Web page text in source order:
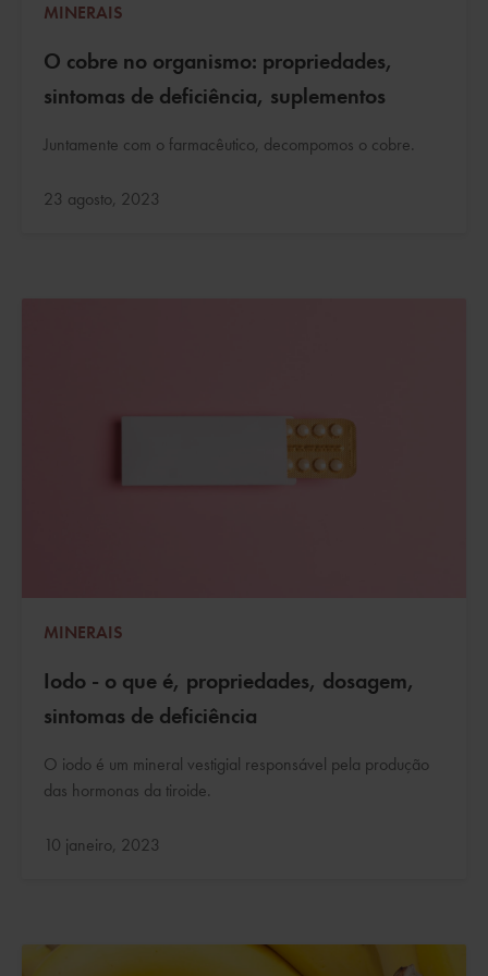
MINERAIS
O cobre no organismo: propriedades,
sintomas de deficiência, suplementos
Juntamente com o farmacêutico, decompomos o cobre.
Atualizado:
23 agosto, 2023
MINERAIS
Iodo - o que é, propriedades, dosagem,
sintomas de deficiência
O iodo é um mineral vestigial responsável pela produção
das hormonas da tiroide.
Atualizado:
10 janeiro, 2023